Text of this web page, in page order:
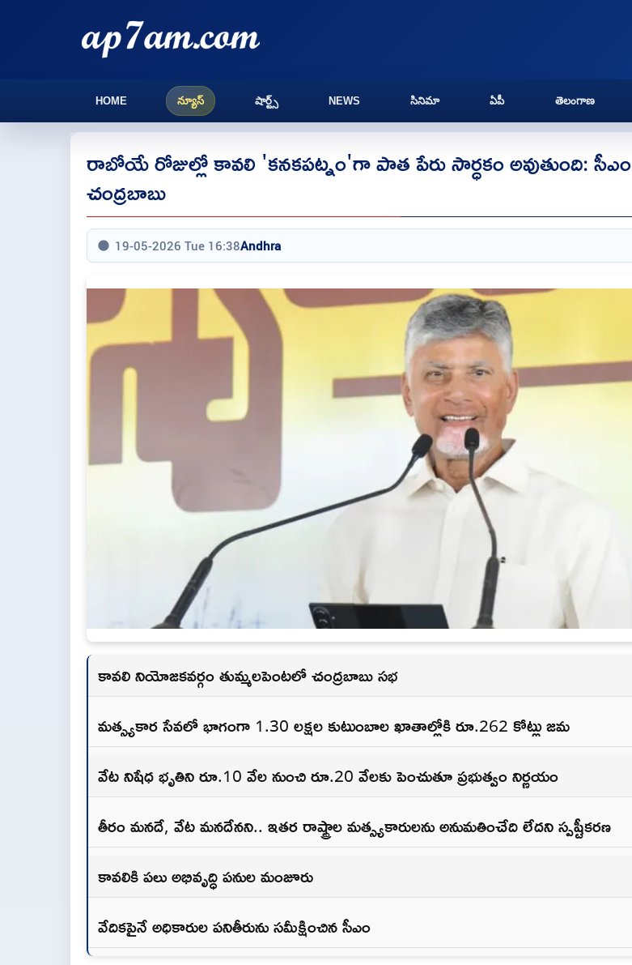
HOME న్యూస్ షార్ట్స్ NEWS సినిమా ఏపీ తెలంగాణ
రాబోయే రోజుల్లో కావలి 'కనకపట్నం'గా పాత పేరు సార్ధకం అవుతుంది: సీఎం
చంద్రబాబు
19-05-2026 Tue 16:38Andhra
కావలి నియోజకవర్గం తుమ్మలపెంటలో చంద్రబాబు సభ
మత్స్యకార సేవలో భాగంగా 1.30 లక్షల కుటుంబాల ఖాతాల్లోకి రూ.262 కోట్లు జమ
వేట నిషేధ భృతిని రూ.10 వేల నుంచి రూ.20 వేలకు పెంచుతూ ప్రభుత్వం నిర్ణయం
తీరం మనదే, వేట మనదేనని.. ఇతర రాష్ట్రాల మత్స్యకారులను అనుమతించేది లేదని స్పష్టీకరణ
కావలికి పలు అభివృద్ధి పనుల మంజూరు
వేదికపైనే అధికారుల పనితీరును సమీక్షించిన సీఎం